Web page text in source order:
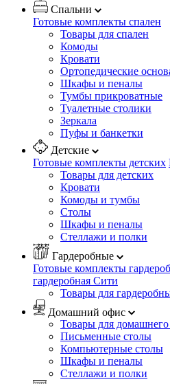
Спальни
Готовые комплекты спален
Товары для спален
Комоды
Кровати
Ортопедические
Шкафы и пеналы
Тумбы прикроватные
Туалетные столики
Зеркала
Пуфы и банкетки
Детские
Готовые комплекты детских
Товары для детских
Кровати
Комоды и тумбы
Столы
Шкафы и пеналы
Стеллажи и полки
Гардеробные
Готовые комплекты
гардеробная Сити
Товары для
Домашний офис
Товары для
Письменные столы
Компьютерные столы
Шкафы и пеналы
Стеллажи и полки